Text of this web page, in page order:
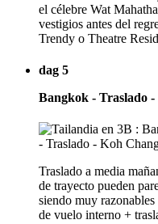
el célebre Wat
vestigios antes del
Trendy o Theatre
dag 5
Bangkok - Traslado
Traslado a media
de trayecto pueden
siendo muy
de vuelo interno +